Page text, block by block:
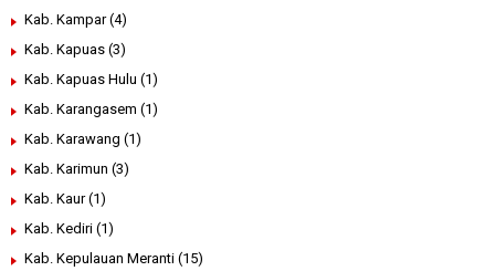
Kab. Kampar (4)
Kab. Kapuas (3)
Kab. Kapuas Hulu (1)
Kab. Karangasem (1)
Kab. Karawang (1)
Kab. Karimun (3)
Kab. Kaur (1)
Kab. Kediri (1)
Kab. Kepulauan Meranti (15)